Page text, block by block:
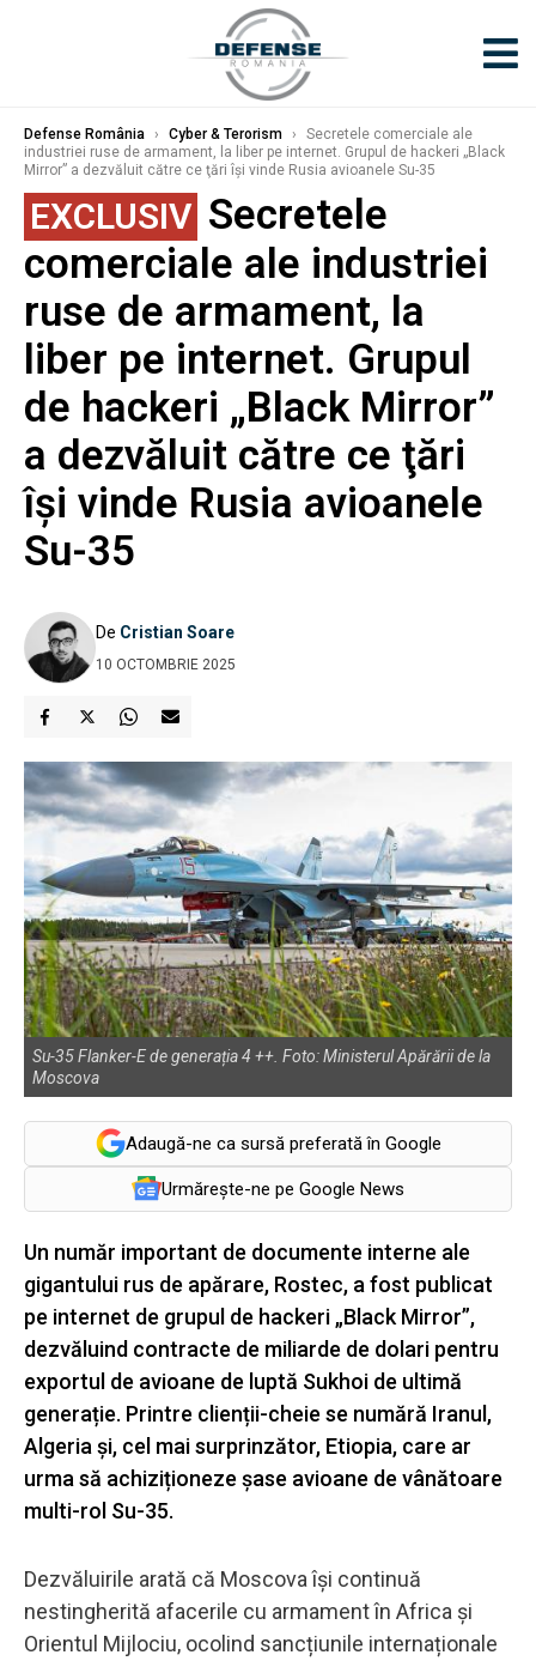
Defense România › Cyber & Terorism ›
Secretele comerciale ale
industriei ruse de armament, la liber pe internet. Grupul de hackeri „Black
Mirror” a dezvăluit către ce ţări îşi vinde Rusia avioanele Su-35
EXCLUSIV Secretele
comerciale ale industriei
ruse de armament, la
liber pe internet. Grupul
de hackeri „Black Mirror”
a dezvăluit către ce ţări
îşi vinde Rusia avioanele
Su-35
De Cristian Soare
10 OCTOMBRIE 2025
Su-35 Flanker-E de generația 4 ++. Foto: Ministerul Apărării de la
Moscova
Adaugă-ne ca sursă preferată în Google
Urmărește-ne pe Google News
Un număr important de documente interne ale
gigantului rus de apărare, Rostec, a fost publicat
pe internet de grupul de hackeri „Black Mirror”,
dezvăluind contracte de miliarde de dolari pentru
exportul de avioane de luptă Sukhoi de ultimă
generație. Printre clienții-cheie se numără Iranul,
Algeria și, cel mai surprinzător, Etiopia, care ar
urma să achiziționeze șase avioane de vânătoare
multi-rol Su-35.
Dezvăluirile arată că Moscova își continuă
nestingherită afacerile cu armament în Africa și
Orientul Mijlociu, ocolind sancțiunile internaționale